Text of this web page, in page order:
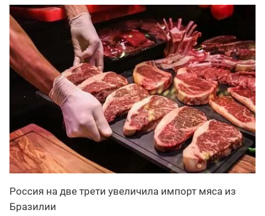
Россия на две трети увеличила импорт мяса из
Бразилии